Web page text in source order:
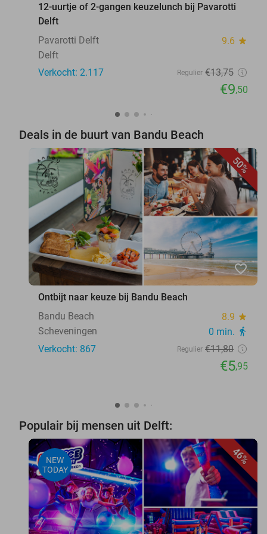
12-uurtje of 2-gangen keuzelunch bij Pavarotti
Delft
Pavarotti Delft
9.6 star
Delft
Verkocht: 2.117
Regulier €13,75
€9,50
Deals in de buurt van Bandu Beach
50%
favorite_border
Ontbijt naar keuze bij Bandu Beach
Bandu Beach
8.9 star
Scheveningen 0 min. directions_walk
Verkocht: 867 Regulier €11,80
€5,95
Populair bij mensen uit Delft:
46%
NEW
TODAY